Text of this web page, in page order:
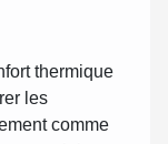
thermique
les
comme